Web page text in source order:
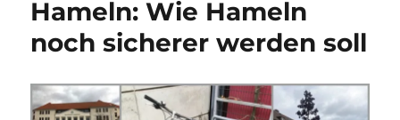
als
wie
Hameln: Wie Hameln
noch sicherer werden soll